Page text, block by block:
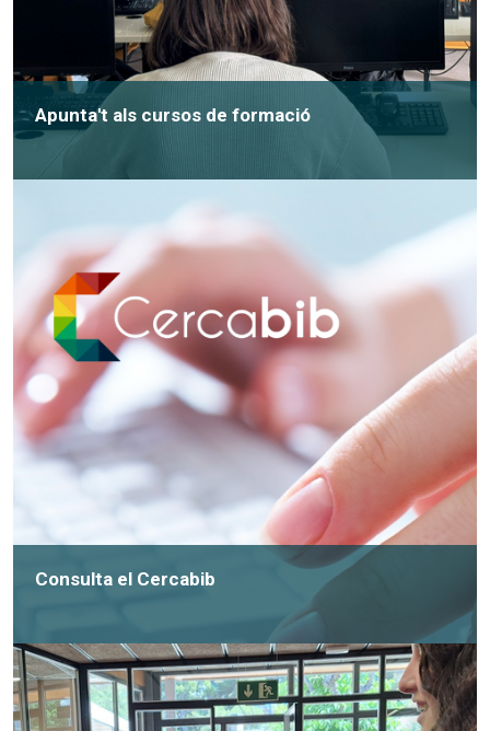
Apunta't als cursos de formació
Consulta el Cercabib